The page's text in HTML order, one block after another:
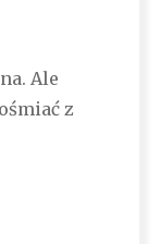
Ale
z